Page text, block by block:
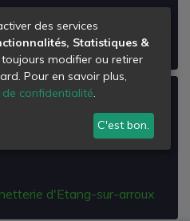
d'Issy l'Eveque
sur-arroux
d'Etang-sur-arroux
des services
Statistiques &
toujours modifier ou retirer
Pour en savoir plus,
confidentialité.
C'est bon.